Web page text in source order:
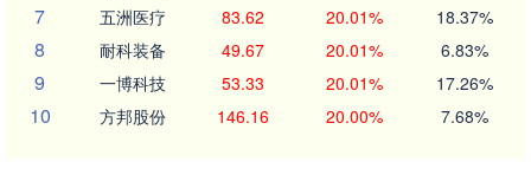
7 五洲医疗 83.62 20.01% 18.37%
8 耐科装备 49.67 20.01% 6.83%
9 一博科技 53.33 20.01% 17.26%
10 方邦股份 146.16 20.00% 7.68%